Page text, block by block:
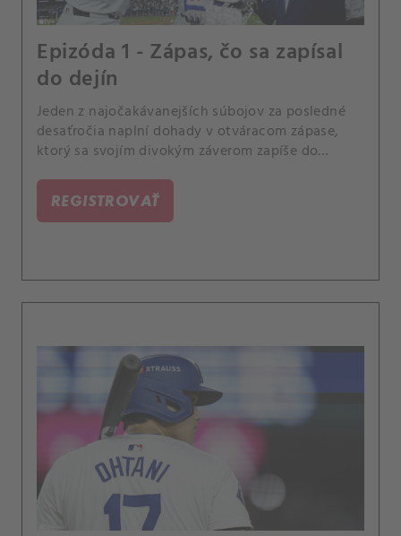
Epizóda 1 - Zápas, čo sa zapísal
do dejín
Jeden z najočakávanejších súbojov za posledné
desaťročia naplní dohady v otváracom zápase,
ktorý sa svojím divokým záverom zapíše do
REGISTROVAŤ